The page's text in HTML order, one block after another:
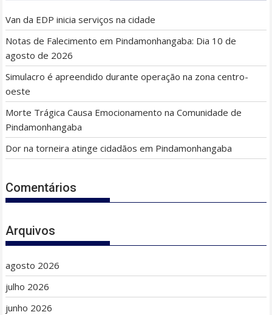
Van da EDP inicia serviços na cidade
Notas de Falecimento em Pindamonhangaba: Dia 10 de
agosto de 2026
Simulacro é apreendido durante operação na zona centro-
oeste
Morte Trágica Causa Emocionamento na Comunidade de
Pindamonhangaba
Dor na torneira atinge cidadãos em Pindamonhangaba
Comentários
Arquivos
agosto 2026
julho 2026
junho 2026